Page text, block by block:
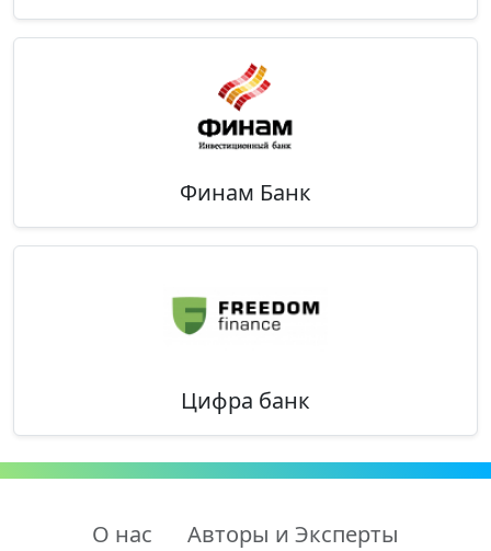
Финам Банк
Цифра банк
О нас
Авторы и Эксперты